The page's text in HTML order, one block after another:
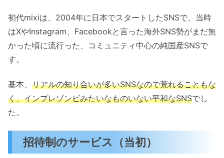
初代mixiは、2004年に日本でスタートしたSNSで、当時
はXやInstagram、Facebookと言った海外SNS勢がまだ無
かった頃に流行った、コミュニティ中心の純国産SNSで
す。
基本、 リアルの知り合いが多いSNSなので荒れることもな
く、インプレゾンビみたいなものいない平和なSNSでし
た。
招待制のサービス（当初）